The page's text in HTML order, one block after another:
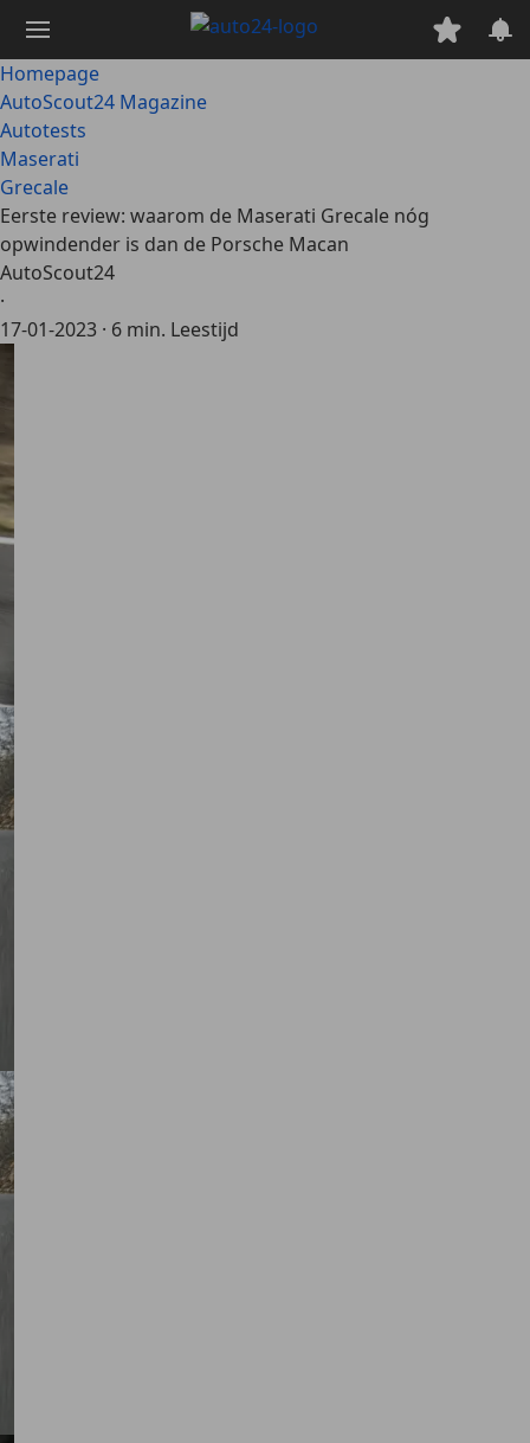
naar
hoofdinhoud
Homepage
AutoScout24 Magazine
Autotests
Maserati
Grecale
Eerste review: waarom de Maserati Grecale nóg
opwindender is dan de Porsche Macan
AutoScout24
·
17-01-2023 · 6 min. Leestijd